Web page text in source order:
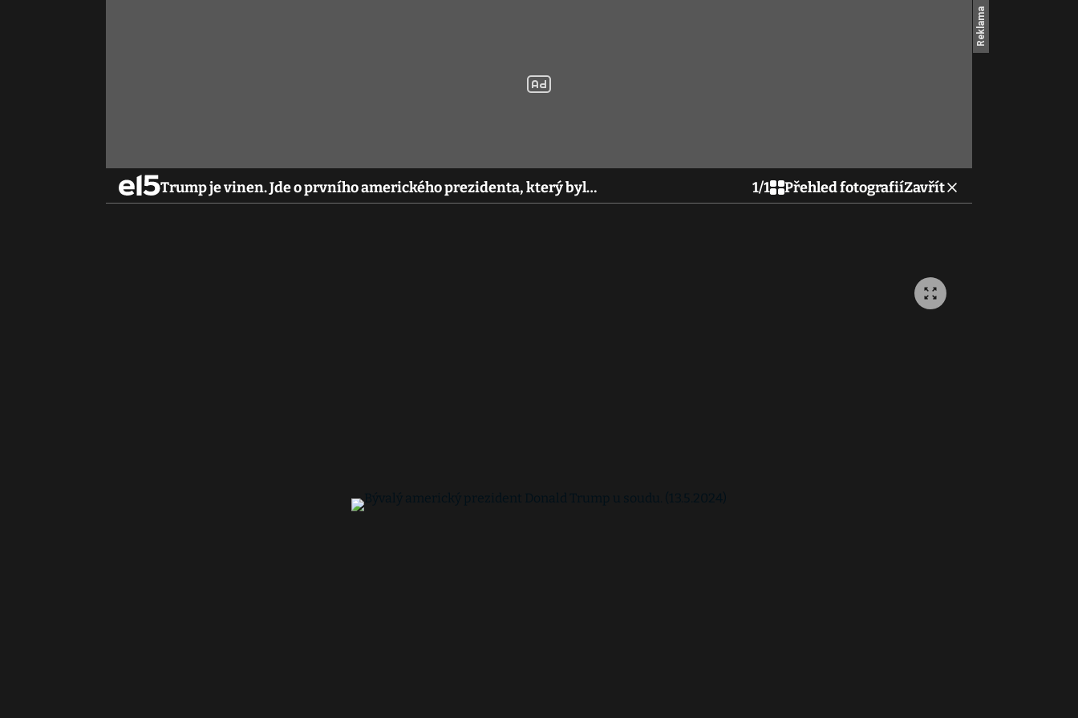
Trump je vinen. Jde o prvního amerického prezidenta, který byl… 1/1 Přehled fotografiíZavřít